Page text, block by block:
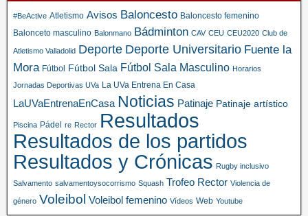
#BeActive Atletismo Avisos Baloncesto Baloncesto femenino
Balonceto masculino Balonmano Bádminton CAV CEU CEU2020 Club de
Atletismo Valladolid Deporte Deporte Universitario Fuente la
Mora Fútbol Fútbol Sala Fútbol Sala Masculino Horarios
Jornadas Deportivas UVa La UVa Entrena En Casa
LaUVaEntrenaEnCasa Noticias Patinaje Patinaje artístico
Piscina Pádel re Rector Resultados
Resultados de los partidos
Resultados y Crónicas Rugby inclusivo
Salvamento salvamentoysocorrismo Squash Trofeo Rector Violencia de
género Voleibol Voleibol femenino Vídeos Web Youtube